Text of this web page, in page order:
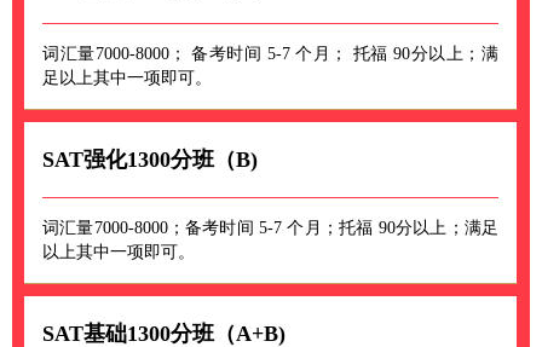
词汇量7000-8000； 备考时间 5-7 个月； 托福 90分以上；满
足以上其中一项即可。
SAT强化1300分班（B)
词汇量7000-8000；备考时间 5-7 个月；托福 90分以上；满足
以上其中一项即可。
SAT基础1300分班（A+B)